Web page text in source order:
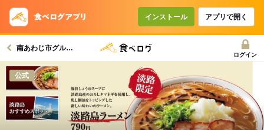
インストール アプリで開く
南あわじ市グルメへ
ログイン
公式